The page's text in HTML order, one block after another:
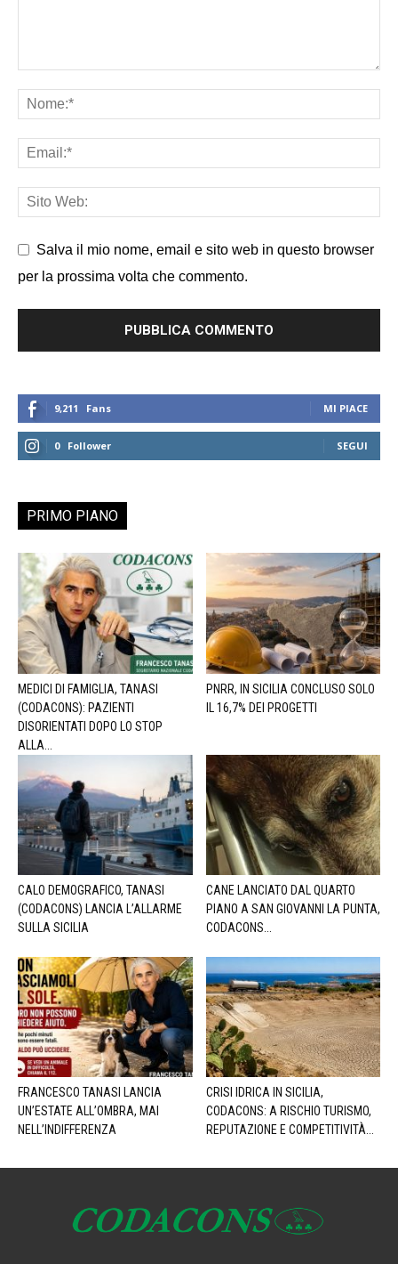
Salva il mio nome, email e sito web in questo browser
per la prossima volta che commento.
9,211 Fans MI PIACE
0 Follower SEGUI
PRIMO PIANO
MEDICI DI FAMIGLIA, TANASI
(CODACONS): PAZIENTI
DISORIENTATI DOPO LO STOP
ALLA...
PNRR, IN SICILIA CONCLUSO SOLO
IL 16,7% DEI PROGETTI
CALO DEMOGRAFICO, TANASI
(CODACONS) LANCIA L’ALLARME
SULLA SICILIA
CANE LANCIATO DAL QUARTO
PIANO A SAN GIOVANNI LA PUNTA,
CODACONS...
FRANCESCO TANASI LANCIA
UN’ESTATE ALL’OMBRA, MAI
NELL’INDIFFERENZA
CRISI IDRICA IN SICILIA,
CODACONS: A RISCHIO TURISMO,
REPUTAZIONE E COMPETITIVITÀ...